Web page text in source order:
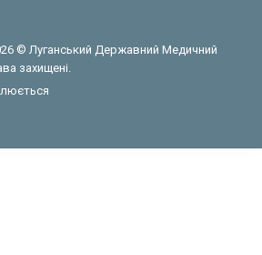
© Луганський Державний Медичний
захищені.